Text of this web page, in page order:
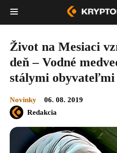
Život na Mesiaci
deň – Vodné
stálymi obyvateľmi
Novinky
06. 08. 2019
Redakcia